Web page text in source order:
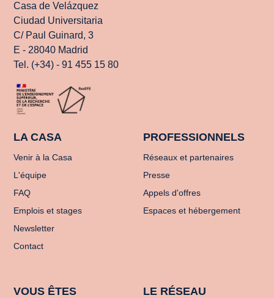
Casa de Velázquez
Ciudad Universitaria
C/ Paul Guinard, 3
E - 28040 Madrid
Tel. (+34) - 91 455 15 80
LA CASA
Venir à la Casa
L'équipe
FAQ
Emplois et stages
Newsletter
Contact
PROFESSIONNELS
Réseaux et partenaires
Presse
Appels d'offres
Espaces et hébergement
VOUS ÊTES LE RÉSEAU